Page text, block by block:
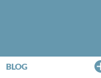
BLOG